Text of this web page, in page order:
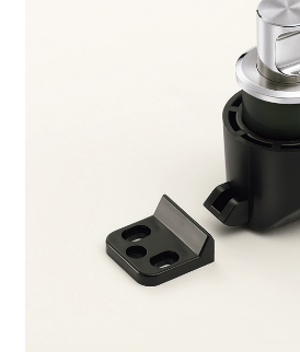
Politica di cancellazione